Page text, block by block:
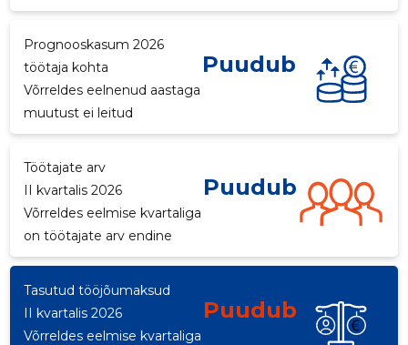
Prognooskasum 2026
töötaja kohta
Puudub
Võrreldes eelnenud aastaga
muutust ei leitud
Töötajate arv
II kvartalis 2026
Puudub
Võrreldes eelmise kvartaliga
on töötajate arv endine
Tasutud tööjõumaksud
II kvartalis 2026
Puudub
Võrreldes eelmise kvartaliga